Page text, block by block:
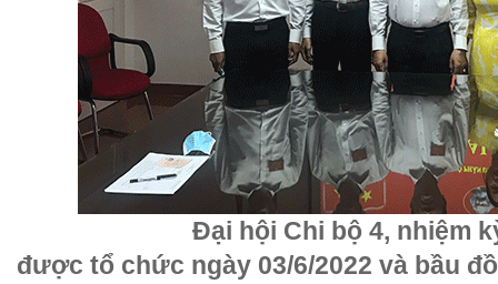
Đại hội Chi bộ 4, nhiệm
được tổ chức ngày 03/6/2022 và bầu